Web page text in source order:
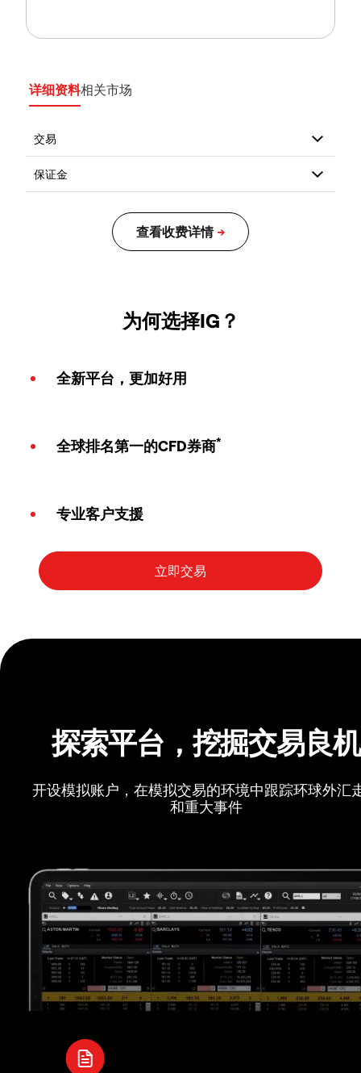
详细资料相关市场
为何选择IG？
全新平台，更加好用
全球排名第一的CFD券商*
专业客户支援
探索平台，挖掘交易良机
开设模拟账户，在模拟交易的环境中跟踪环球外汇
和重大事件